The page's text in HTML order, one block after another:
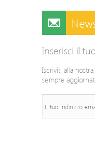
Inserisci il
Iscriviti alla
sempre